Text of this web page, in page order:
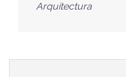
Arquitectura